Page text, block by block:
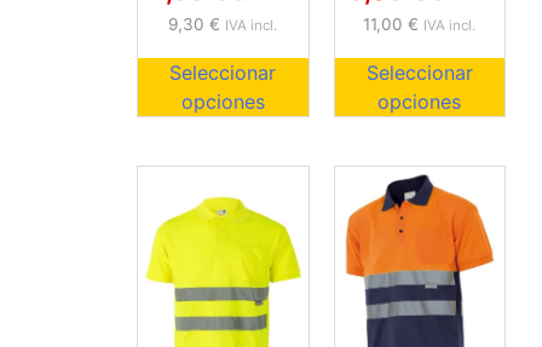
9,30€ IVA incl.
Seleccionar
opciones
11,00€ IVA incl.
Seleccionar
opciones